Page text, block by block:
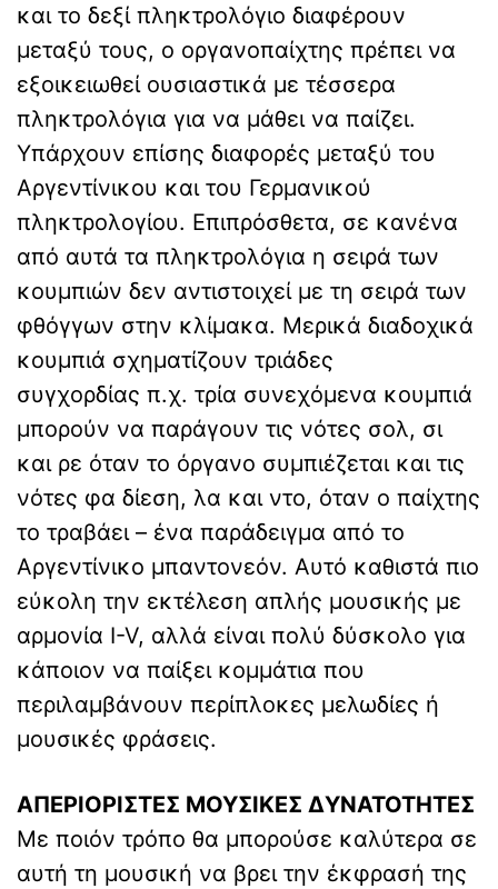
και το δεξί πληκτρολόγιο διαφέρουν
μεταξύ τους, ο οργανοπαίχτης πρέπει να
εξοικειωθεί ουσιαστικά με τέσσερα
πληκτρολόγια για να μάθει να παίζει.
Υπάρχουν επίσης διαφορές μεταξύ του
Αργεντίνικου και του Γερμανικού
πληκτρολογίου. Επιπρόσθετα, σε κανένα
από αυτά τα πληκτρολόγια η σειρά των
κουμπιών δεν αντιστοιχεί με τη σειρά των
φθόγγων στην κλίμακα. Μερικά διαδοχικά
κουμπιά σχηματίζουν τριάδες
συγχορδίας π.χ. τρία συνεχόμενα κουμπιά
μπορούν να παράγουν τις νότες σολ, σι
και ρε όταν το όργανο συμπιέζεται και τις
νότες φα δίεση, λα και ντο, όταν ο παίχτης
το τραβάει – ένα παράδειγμα από το
Αργεντίνικο μπαντονεόν. Αυτό καθιστά πιο
εύκολη την εκτέλεση απλής μουσικής με
αρμονία I-V, αλλά είναι πολύ δύσκολο για
κάποιον να παίξει κομμάτια που
περιλαμβάνουν περίπλοκες μελωδίες ή
μουσικές φράσεις.
ΑΠΕΡΙΟΡΙΣΤΕΣ ΜΟΥΣΙΚΕΣ ΔΥΝΑΤΟΤΗΤΕΣ
Με ποιόν τρόπο θα μπορούσε καλύτερα σε
αυτή τη μουσική να βρει την έκφρασή της